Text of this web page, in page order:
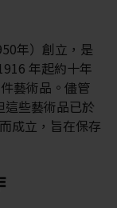
年）創立，是
年起約十年
藝術品。儘管
些藝術品已於
成立，旨在保存